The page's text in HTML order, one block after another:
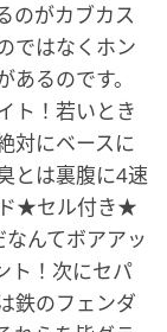
のがカブカス
ではなくホン
るのです。
ト！若いとき
対にベースに
とは裏腹に4速
★セル付き★
んてボアアッ
ト！次にセパ
鉄のフェンダ